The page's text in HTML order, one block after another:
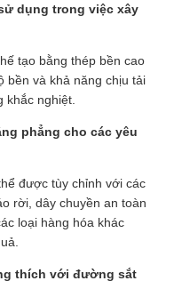
dụng trong việc xây
tạo bằng thép bền cao
bền và khả năng chịu tải
nghiệt.
phẳng cho các yêu
được tùy chỉnh với các
rời, dây chuyền an toàn
loại hàng hóa khác
thích với đường sắt